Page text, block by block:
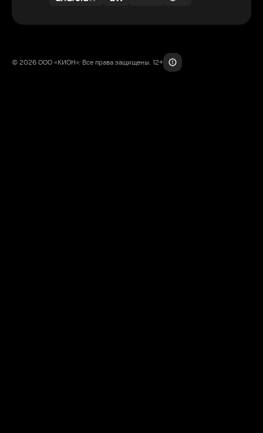
© 2026 ООО «КИОН». Все права защищены. 12+